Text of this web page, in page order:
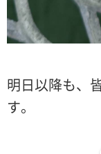
明日以降も、
す。